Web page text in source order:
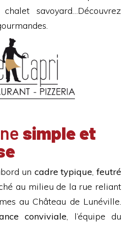
savoyard…Découvrez
simple et
un cadre typique,feutré
au milieu de la rue reliant
au Château de Lunéville.
conviviale, l’équipe du